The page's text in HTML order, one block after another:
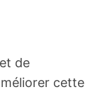
de
cette